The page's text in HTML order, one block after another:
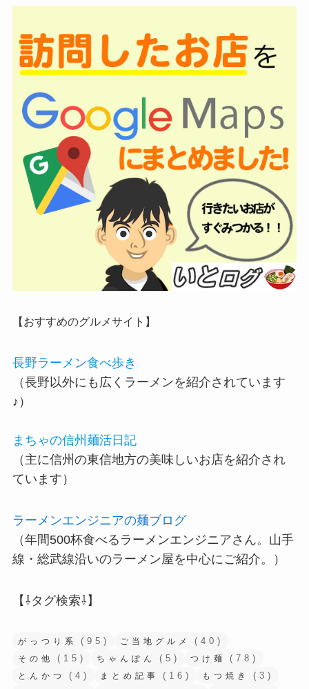
ブ
【おすすめのグルメサイト】
長野ラーメン食べ歩き
（長野以外にも広くラーメンを紹介されています
♪）
まちゃの信州麺活日記
（主に信州の東信地方の美味しいお店を紹介され
ています）
ラーメンエンジニアの麺ブログ
（年間500杯食べるラーメンエンジニアさん。山手
線・総武線沿いのラーメン屋を中心にご紹介。）
【⇩タグ検索⇩】
がっつり系 (95) ご当地グルメ (40)
その他 (15) ちゃんぽん (5) つけ麺 (78)
とんかつ (4) まとめ記事 (16) もつ焼き (3)